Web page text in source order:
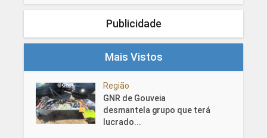
Publicidade
Mais Vistos
Região
GNR de Gouveia
desmantela grupo que terá
lucrado...